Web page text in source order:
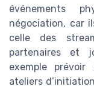
événements
négociation, car
celle des
partenaires et
exemple
ateliers